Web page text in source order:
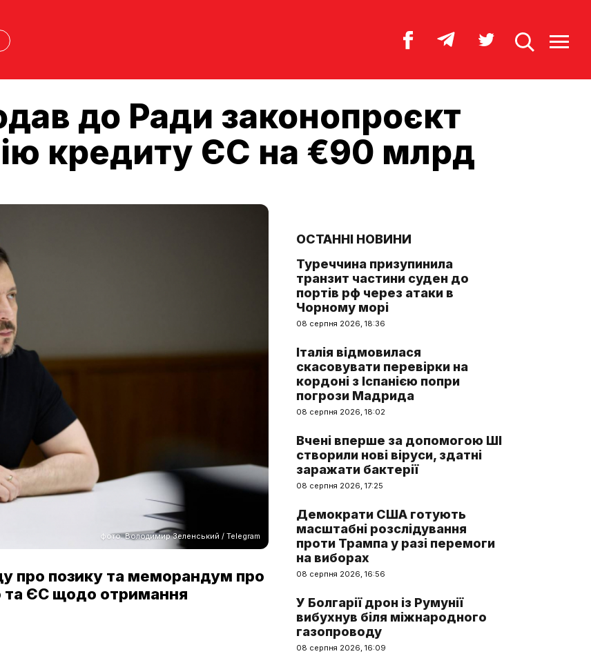
до Ради законопроєкт
кредиту ЄС на €90 млрд
фото: Володимир Зеленський / Telegram
про позику та меморандум про
та ЄС щодо отримання
ОСТАННІ НОВИНИ
Туреччина призупинила
транзит частини суден до
портів рф через атаки в
Чорному морі
08 серпня 2026, 18:36
Італія відмовилася
скасовувати перевірки на
кордоні з Іспанією попри
погрози Мадрида
08 серпня 2026, 18:02
Вчені вперше за допомогою ШІ
створили нові віруси, здатні
заражати бактерії
08 серпня 2026, 17:25
Демократи США готують
масштабні розслідування
проти Трампа у разі перемоги
на виборах
08 серпня 2026, 16:56
У Болгарії дрон із Румунії
вибухнув біля міжнародного
газопроводу
08 серпня 2026, 16:09